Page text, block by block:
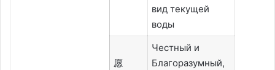
вид текущей
воды
愿
Честный и
Благоразумный,